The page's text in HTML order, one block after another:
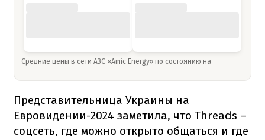
Средние цены в сети АЗС «Amic Energy» по состоянию на
Представительница Украины на
Евровидении-2024 заметила, что Threads –
соцсеть, где можно открыто общаться и где